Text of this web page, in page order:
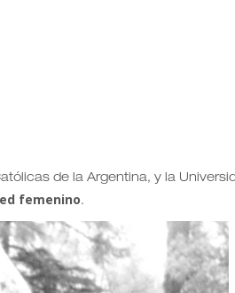
de la Argentina, y la
femenino.